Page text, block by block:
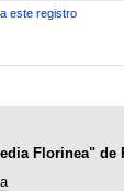
este registro
Florinea" de